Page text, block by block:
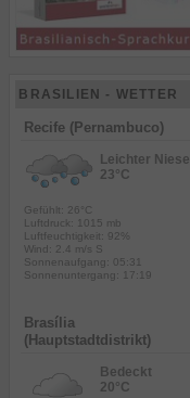
BRASILIEN - WETTER
Recife (Pernambuco)
Leichter Niesel
23°C
Gefühlt: 26°C
Luftdruck: 1015 mb
Luftfeuchtigkeit: 92%
Wind: 2.4 m/s S
Sonnenaufgang: 05:31
Sonnenuntergang: 17:19
Brasília
(Hauptstadtdistrikt)
Bedeckt
20°C